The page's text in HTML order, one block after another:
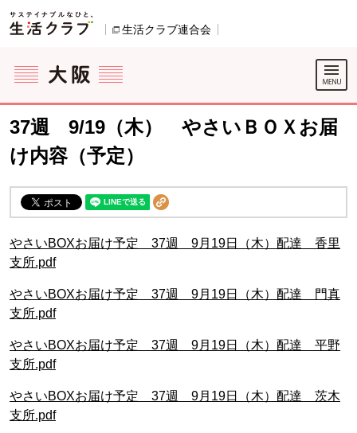
ページの先頭です。
生活クラブ連合会
ここからサイト内共通メニューです。
サイト内共通メニューをスキップする
サイト内共通メニューここまで。
37週 9/19（木） やさいＢＯＸお届
け内容（予定）
やさいBOXお届け予定 37週 9月19日（木）配達 香里
支所.pdf
やさいBOXお届け予定 37週 9月19日（木）配達 門真
支所.pdf
やさいBOXお届け予定 37週 9月19日（木）配達 平野
支所.pdf
やさいBOXお届け予定 37週 9月19日（木）配達 茨木
支所.pdf